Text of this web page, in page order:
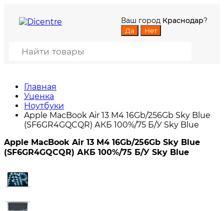
Ваш город Краснодар?
Главная
Уценка
Ноутбуки
Apple MacBook Air 13 M4 16Gb/256Gb Sky Blue
(SF6GR4GQCQR) АКБ 100%/75 Б/У Sky Blue
Apple MacBook Air 13 M4 16Gb/256Gb Sky Blue
(SF6GR4GQCQR) АКБ 100%/75 Б/У Sky Blue